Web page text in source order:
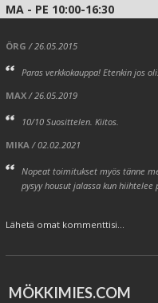
MA - PE 10:00-16:30
ÖRG / 26.05.2015
Paras verkkokauppa! Etenkin jos
MAX / 26.05.2019
10/10 Suosittelen. Kiitos.
MIKA/ 02.02.2021
Nopeat toimitukset myös tänne
pysyy housut jalassa kun
Lähetä omat kommenttisi...
MÖKKIMIES.COM